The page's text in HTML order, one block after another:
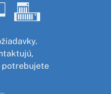
potrebujete